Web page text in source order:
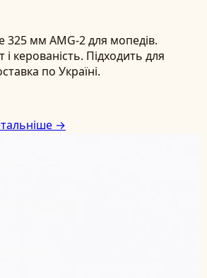
325 мм AMG-2 для мопедів.
керованість. Підходить для
по Україні.
→